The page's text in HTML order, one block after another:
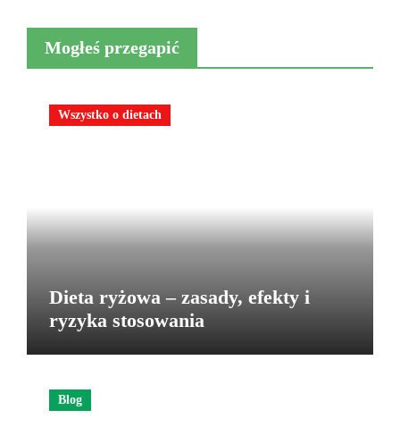
Mogłeś przegapić
Wszystko o dietach
Dieta ryżowa – zasady, efekty i
ryzyka stosowania
Blog